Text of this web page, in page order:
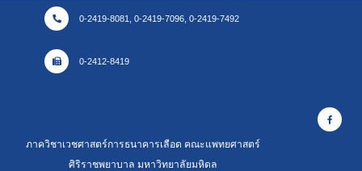
0-2419-8081, 0-2419-7096, 0-2419-7492
0-2412-8419
ภาควิชาเวชศาสตร์การธนาคารเลือด คณะแพทยศาสตร์
ศิริราชพยาบาล มหาวิทยาลัยมหิดล